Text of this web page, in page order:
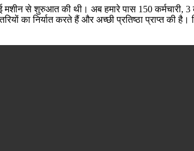
से शुरुआत की थी। अब हमारे पास 150 कर्मचारी, 3
का निर्यात करते हैं और अच्छी प्रतिष्ठा प्राप्त